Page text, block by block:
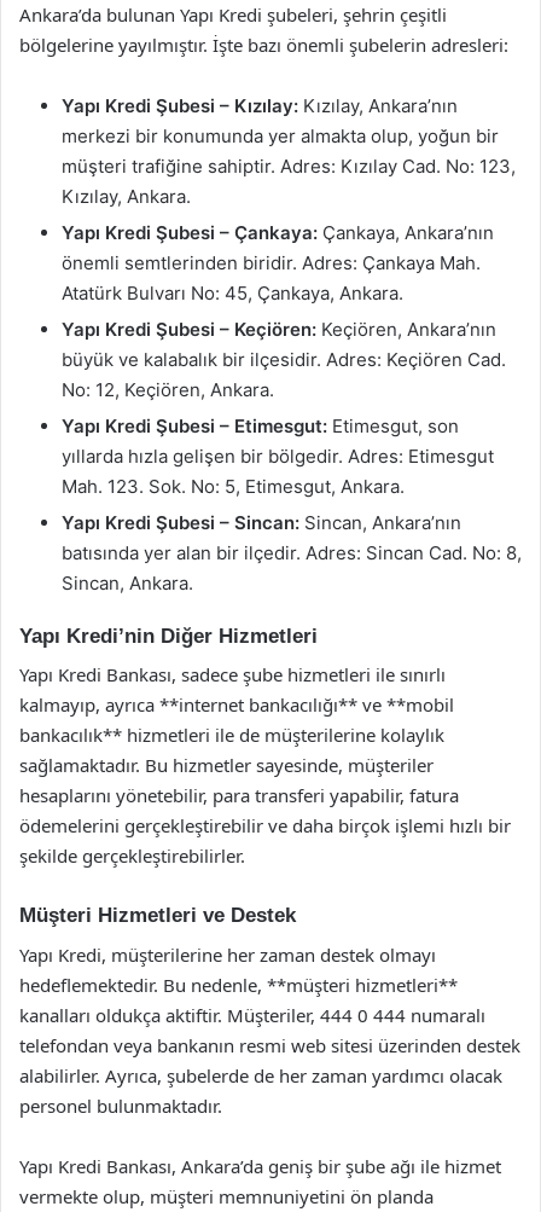
Ankara’da bulunan Yapı Kredi şubeleri, şehrin çeşitli
bölgelerine yayılmıştır. İşte bazı önemli şubelerin adresleri:
Yapı Kredi Şubesi – Kızılay: Kızılay, Ankara’nın
merkezi bir konumunda yer almakta olup, yoğun bir
müşteri trafiğine sahiptir. Adres: Kızılay Cad. No: 123,
Kızılay, Ankara.
Yapı Kredi Şubesi – Çankaya: Çankaya, Ankara’nın
önemli semtlerinden biridir. Adres: Çankaya Mah.
Atatürk Bulvarı No: 45, Çankaya, Ankara.
Yapı Kredi Şubesi – Keçiören: Keçiören, Ankara’nın
büyük ve kalabalık bir ilçesidir. Adres: Keçiören Cad.
No: 12, Keçiören, Ankara.
Yapı Kredi Şubesi – Etimesgut: Etimesgut, son
yıllarda hızla gelişen bir bölgedir. Adres: Etimesgut
Mah. 123. Sok. No: 5, Etimesgut, Ankara.
Yapı Kredi Şubesi – Sincan: Sincan, Ankara’nın
batısında yer alan bir ilçedir. Adres: Sincan Cad. No: 8,
Sincan, Ankara.
Yapı Kredi’nin Diğer Hizmetleri
Yapı Kredi Bankası, sadece şube hizmetleri ile sınırlı
kalmayıp, ayrıca **internet bankacılığı** ve **mobil
bankacılık** hizmetleri ile de müşterilerine kolaylık
sağlamaktadır. Bu hizmetler sayesinde, müşteriler
hesaplarını yönetebilir, para transferi yapabilir, fatura
ödemelerini gerçekleştirebilir ve daha birçok işlemi hızlı bir
şekilde gerçekleştirebilirler.
Müşteri Hizmetleri ve Destek
Yapı Kredi, müşterilerine her zaman destek olmayı
hedeflemektedir. Bu nedenle, **müşteri hizmetleri**
kanalları oldukça aktiftir. Müşteriler, 444 0 444 numaralı
telefondan veya bankanın resmi web sitesi üzerinden destek
alabilirler. Ayrıca, şubelerde de her zaman yardımcı olacak
personel bulunmaktadır.
Yapı Kredi Bankası, Ankara’da geniş bir şube ağı ile hizmet
vermekte olup, müşteri memnuniyetini ön planda